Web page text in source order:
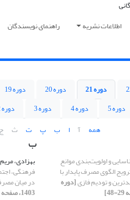
اطلاعات نشریه راهنمای نویسندگان
دوره 21 دوره 20 دوره 19
دوره 5 دوره 4 دوره 3 دوره 2
همه
آ ا ب پ ت ث ج
و اولویت‌بندی موانع
الگوی مصرف پایدار با
و تودیم فازی[دوره
ب
بهزادی، مریم
فرهنگی،
در میان
1403، صفحه 97-114]